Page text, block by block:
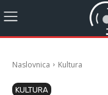
Naslovnica Kultura
KULTURA